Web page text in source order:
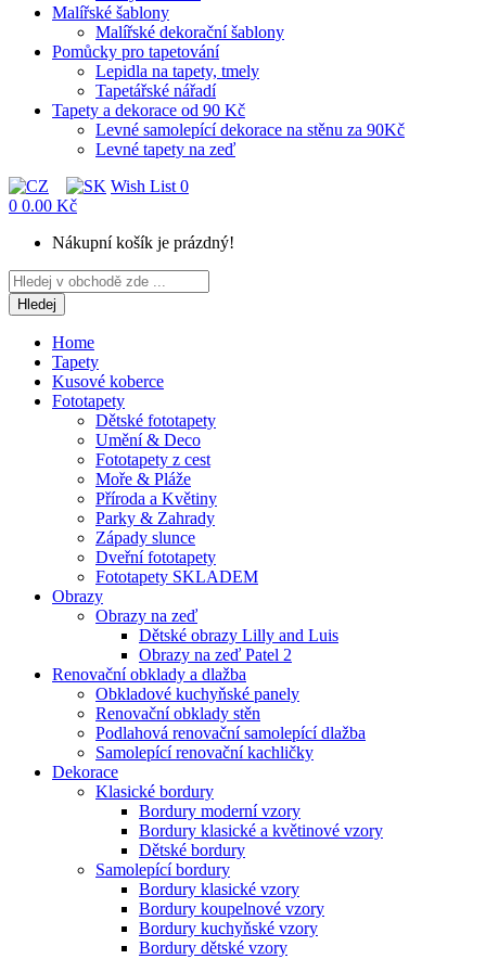
Malířské šablony
Malířské dekorační šablony
Pomůcky pro tapetování
Lepidla na tapety, tmely
Tapetářské nářadí
Tapety a dekorace od 90 Kč
Levné samolepící dekorace na stěnu za 90Kč
Levné tapety na zeď
Wish List 0
0 0.00 Kč
Nákupní košík je prázdný!
Hledej
Home
Tapety
Kusové koberce
Fototapety
Dětské fototapety
Umění & Deco
Fototapety z cest
Moře & Pláže
Příroda a Květiny
Parky & Zahrady
Západy slunce
Dveřní fototapety
Fototapety SKLADEM
Obrazy
Obrazy na zeď
Dětské obrazy Lilly and Luis
Obrazy na zeď Patel 2
Renovační obklady a dlažba
Obkladové kuchyňské panely
Renovační obklady stěn
Podlahová renovační samolepící dlažba
Samolepící renovační kachličky
Dekorace
Klasické bordury
Bordury moderní vzory
Bordury klasické a květinové vzory
Dětské bordury
Samolepící bordury
Bordury klasické vzory
Bordury koupelnové vzory
Bordury kuchyňské vzory
Bordury dětské vzory